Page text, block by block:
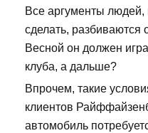
Все аргументы людей,
сделать, разбиваются
Весной он должен
клуба, а дальше?
Впрочем, такие
клиентов
автомобиль